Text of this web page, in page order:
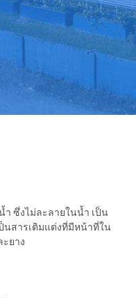
ซึ่งไม่ละลายในน้ำ เป็น
นสารเติมแต่งที่มีหน้าที่ใน
ยาง